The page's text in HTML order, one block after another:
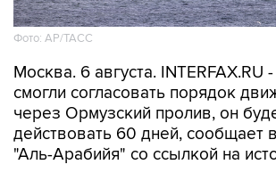
Фото: AP/ТАСС
Москва. 6 августа.
смогли согласовать порядок
через Ормузский пролив, он
действовать 60 дней, сообщает
"Аль-Арабийя" со ссылкой на